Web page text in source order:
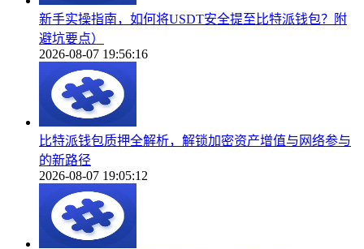
新手实操指南，如何将USDT安全提至比特派钱包？附
避坑要点）
2026-08-07 19:56:16
比特派钱包质押全解析，解锁加密资产增值与网络参与
的新路径
2026-08-07 19:05:12